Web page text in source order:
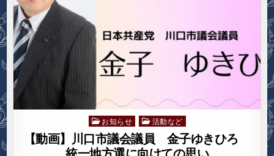
Posted
in
お知らせ 活動など
【動画】川口市議会議員 金子ゆきひろ